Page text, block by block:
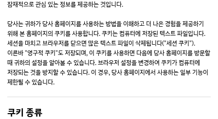
잠재적으로 관심 있는 정보를 제공하는 것입니다.
당사는 귀하가 당사 홈페이지를 사용하는 방법을 이해하고 더 나은 경험을 제공하기
위해 본 홈페이지의 쿠키를 사용합니다. 쿠키는 컴퓨터에 저장된 텍스트 파일입니다.
세션을 마치고 브라우저를 닫으면 많은 텍스트 파일이 삭제됩니다("세션 쿠키").
이른바 "영구적 쿠키"도 저장되며, 이 쿠키를 사용하면 다음에 당사 홈페이지를 방문할
때 귀하의 설정을 알아볼 수 있습니다. 브라우저 설정을 변경하여 쿠키가 컴퓨터에
저장되는 것을 방지할 수 있습니다. 이 경우, 당사 홈페이지에서 사용하는 일부 기능이
제한될 수 있습니다.
쿠키 종류